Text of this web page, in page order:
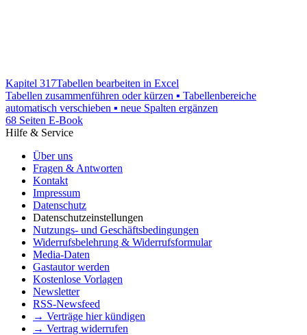
Kapitel 317Tabellen bearbeiten in Excel
Tabellen zusammenführen oder kürzen ▪ Tabellenbereiche
automatisch verschieben ▪ neue Spalten ergänzen
68 Seiten E-Book
Hilfe & Service
Über uns
Fragen & Antworten
Kontakt
Impressum
Datenschutz
Datenschutzeinstellungen
Nutzungs- und Geschäftsbedingungen
Widerrufsbelehrung & Widerrufsformular
Media-Daten
Gastautor werden
Kostenlose Vorlagen
Newsletter
RSS-Newsfeed
→ Verträge hier kündigen
→ Vertrag widerrufen